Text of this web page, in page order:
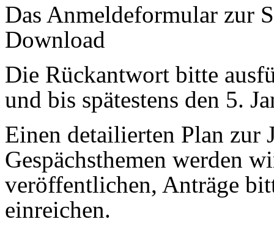
Das Anmeldeformular zur
Download
Die Rückantwort bitte
und bis spätestens den 5.
Einen detailierten Plan zur
Gespächsthemen werden
veröffentlichen, Anträge
einreichen.